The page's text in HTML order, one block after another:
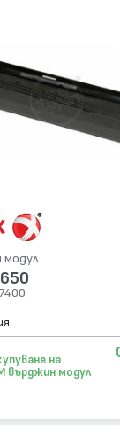
модул
на
върджин модул